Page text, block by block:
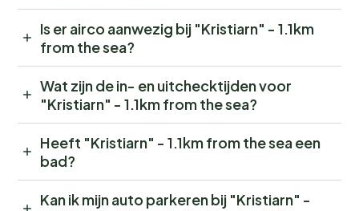
Is er airco aanwezig bij "Kristiarn" - 1.1km
from the sea?
Wat zijn de in- en uitchecktijden voor
"Kristiarn" - 1.1km from the sea?
Heeft "Kristiarn" - 1.1km from the sea een
bad?
Kan ik mijn auto parkeren bij "Kristiarn" -